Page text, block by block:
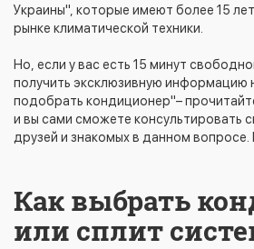
Украины", которые имеют более 15
рынке климатической техники.
Но, если у вас есть 15 минут
получить эксклюзивную информацию
подобрать кондиционер"–
и вы сами сможете консультировать
друзей и знакомых в данном вопросе.
Как выбрать
или сплит